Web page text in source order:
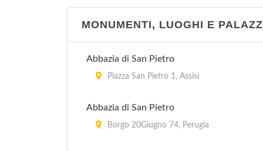
MONUMENTI, LUOGHI E
Abbazia di San Pietro
Piazza San Pietro 1, Assisi
Abbazia di San Pietro
Borgo 20Giugno 74, Perugia